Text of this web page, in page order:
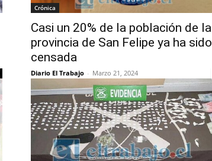
Crónica
Casi un 20% de la población de la
provincia de San Felipe ya ha sido
censada
Diario El Trabajo - Marzo 21, 2024